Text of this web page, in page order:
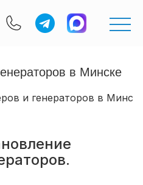
в Минске
и генераторов в